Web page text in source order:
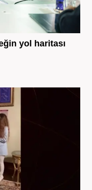
yol haritası